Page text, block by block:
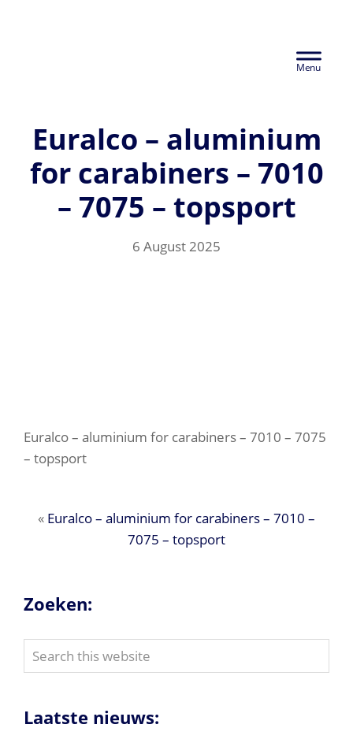
Header
Euralco – aluminium
for carabiners – 7010
– 7075 – topsport
6 August 2025
Euralco – aluminium for carabiners – 7010 – 7075
– topsport
« Euralco – aluminium for carabiners – 7010 –
7075 – topsport
Zoeken:
Search
this
Laatste nieuws: